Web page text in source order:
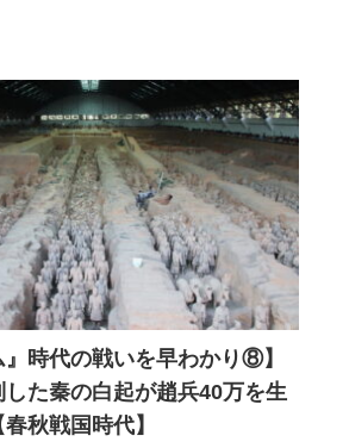
』時代の戦いを早わかり⑧】
た秦の白起が趙兵40万を生
秋戦国時代】